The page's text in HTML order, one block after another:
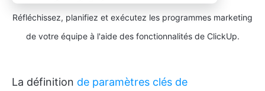
Réfléchissez, planifiez et exécutez les programmes marketing
de votre équipe à l'aide des fonctionnalités de ClickUp.
La définition de paramètres clés de